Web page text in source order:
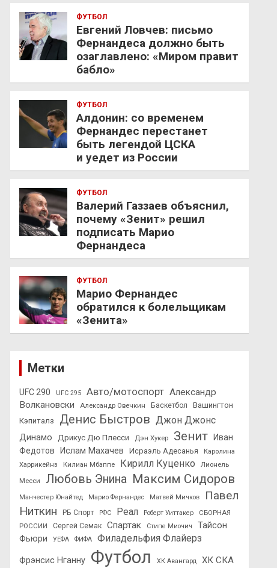
ФУТБОЛ
Евгений Ловчев: письмо
Фернандеса должно быть
озаглавлено: «Миром правит
бабло»
ФУТБОЛ
Алдонин: со временем
Фернандес перестанет
быть легендой ЦСКА
и уедет из России
ФУТБОЛ
Валерий Газзаев объяснил,
почему «Зенит» решил
подписать Марио
Фернандеса
ФУТБОЛ
Марио Фернандес
обратился к болельщикам
«Зенита»
Метки
UFC 290 UFC 295 Авто/мотоспорт Александр
Волкановски
Александр Овечкин Баскетбол
Вашингтон
Кэпиталз
Денис Быстров Джон Джонс
Динамо Дрикус Дю Плесси Дэн Хукер Зенит
Иван
Федотов
Ислам Махачев Исраэль Адесанья
Каролина
Харрикейнз
Килиан Мбаппе Кирилл Куценко
Лионель
Месси
Любовь Энина Максим Сидоров
Манчестер Юнайтед Марио Фернандес Матвей Мичков
Павел
Ниткин
РБ Спорт РФС Реал Роберт Уиттакер
СБОРНАЯ
РОССИИ
Сергей Семак Спартак Стипе Миочич
Тайсон
Фьюри
УЕФА ФИФА Филадельфия Флайерз
Фрэнсис Нганну Футбол ХК Авангард ХК СКА